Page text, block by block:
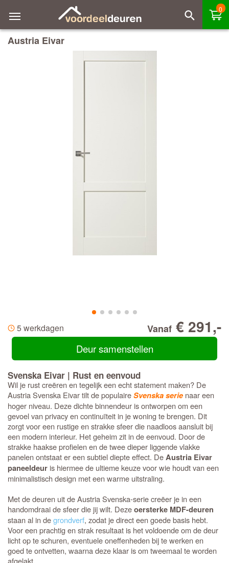
0
Austria Eivar
5 werkdagen Vanaf € 291,-
Deur samenstellen
Svenska Eivar | Rust en eenvoud
Wil je rust creëren en tegelijk een echt statement maken? De
Austria Svenska Eivar tilt de populaireSvenska serie naar een
hoger niveau. Deze dichte binnendeur is ontworpen om een
gevoel van privacy en continuïteit in je woning te brengen. Dit
zorgt voor een rustige en strakke sfeer die naadloos aansluit bij
een modern interieur. Het geheim zit in de eenvoud. Door de
strakke haakse profielen en de twee dieper liggende vlakke
panelen ontstaat er een subtiel diepte effect. DeAustria Eivar
paneeldeur is hiermee de ultieme keuze voor wie houdt van een
minimalistisch design met een warme uitstraling.
Met de deuren uit de Austria Svenska-serie creëer je in een
handomdraai de sfeer die jij wilt. Dezeoersterke MDF-deuren
staan al in degrondverf, zodat je direct een goede basis hebt.
Voor een prachtig en strak resultaat is het voldoende om de deur
licht op te schuren, eventuele oneffenheden bij te werken en
goed te ontvetten, waarna deze klaar is om tweemaal te worden
afgelakt.